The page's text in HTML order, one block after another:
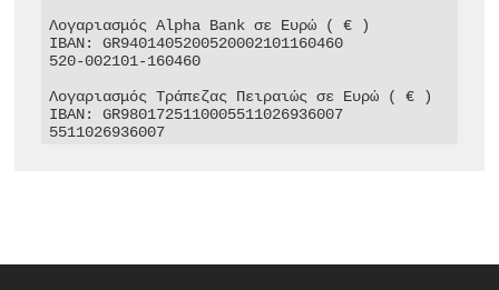
Λογαριασμός Alpha Bank σε Ευρώ ( € )
IBAN: GR9401405200520002101160460
520-002101-160460
Λογαριασμός Τράπεζας Πειραιώς σε Ευρώ ( € )
IBAN: GR9801725110005511026936007
5511026936007